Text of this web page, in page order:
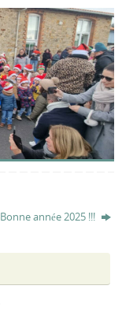
Bonne année 2025 !!!